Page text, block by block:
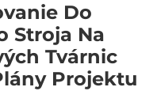
Do
Stroja Na
Tvárnic
Projektu